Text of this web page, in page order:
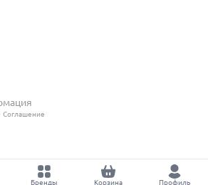
Соглашение
Бренды Корзина Профиль